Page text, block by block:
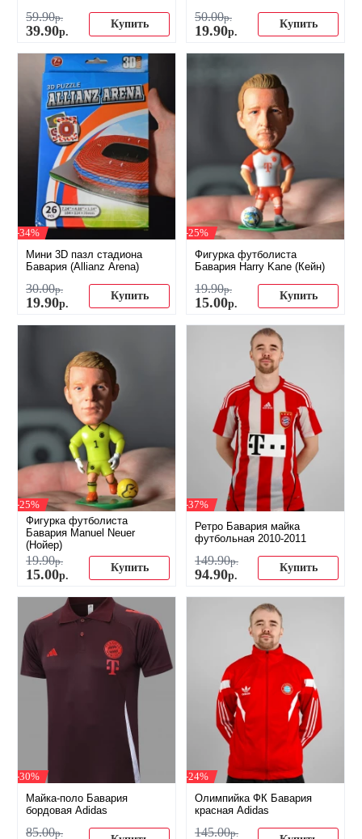
59.90р.
39.90р.
Купить
50.00р.
19.90р.
Купить
-34%
Мини 3D пазл стадиона
Бавария (Allianz Arena)
30.00р.
19.90р.
Купить
-25%
Фигурка футболиста
Бавария Harry Kane (Кейн)
19.90р.
15.00р.
Купить
-25%
Фигурка футболиста
Бавария Мanuel Neuer
(Нойер)
19.90р.
15.00р.
Купить
-37%
Ретро Бавария майка
футбольная 2010-2011
149.90р.
94.90р.
Купить
-30%
Майка-поло Бавария
бордовая Adidas
85.00р.
-24%
Олимпийка ФК Бавария
красная Adidas
145.00р.